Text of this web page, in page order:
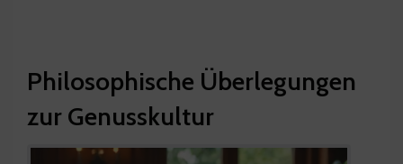
Philosophische Überlegungen
zur Genusskultur